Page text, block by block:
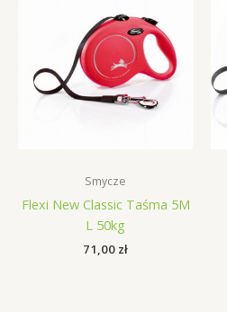
Smycze
Flexi New Classic Taśma 5M
L 50kg
71,00 zł